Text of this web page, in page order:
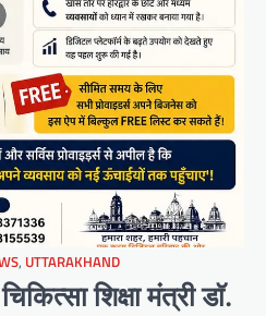
, UTTARAKHAND
शिक्षा मंत्री डाॅ.